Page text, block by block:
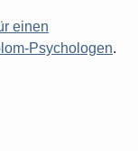
einen
Psychologen.